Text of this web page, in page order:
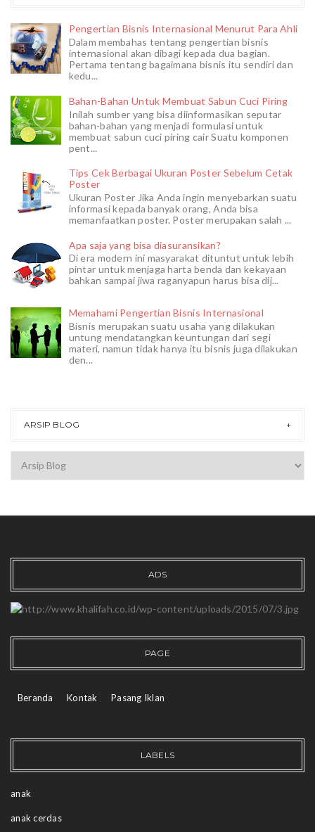
Pengertian Bisnis Internasional Menurut Para Ahli
Dalam membahas tentang pengertian bisnis
internasional akan dibagi kepada dua bagian.
Pertama tentang bagaimana bisnis itu sendiri dan
kedu...
Bahan-Bahan Untuk Membuat Sabun Cuci Piring
Inilah sumber yang bisa diinformasikan seputar
bahan-bahan yang menjadi formulasi untuk
membuat sabun cuci piring cair Suatu komponen
pent...
Tips Cek Berbagai Ukuran Poster Sebelum Cetak
Poster
Ukuran Poster Jika Anda ingin menyebarkan suatu
informasi kepada banyak orang, Anda bisa
memanfaatkan poster. Poster merupakan salah ...
Apa saja yang bisa diasuransikan?
Di era modern ini masyarakat dituntut untuk lebih
pintar untuk menjaga harta benda dan kekayaan
bahkan sampai jiwa raganyapun harus bisa dij...
Memahami Pengertian Bisnis Internasional
Bisnis merupakan suatu usaha yang dilakukan
untung mendatangkan keuntungan dari segi
materi, namun tidak hanya itu bisnis juga dilakukan
den...
ARSIP BLOG
ADS
PAGE
Beranda Kontak Pasang Iklan
LABELS
anak
anak cerdas